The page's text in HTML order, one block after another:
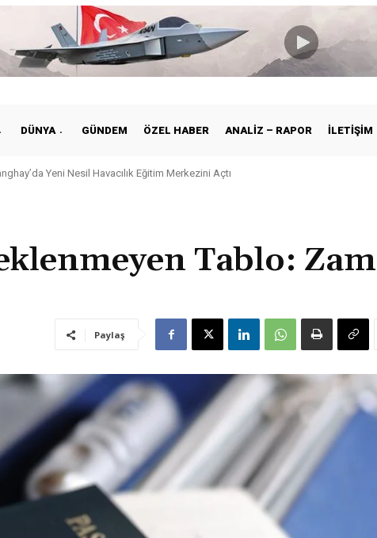
DÜNYA GÜNDEM ÖZEL HABER ANALIZ – RAPOR İLETIŞIM
Yeni Nesil Havacılık Eğitim Merkezini Açtı
Tablo: Zam
Paylaş